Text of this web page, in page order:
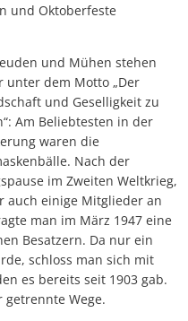
und Oktoberfeste
und Mühen stehen
unter dem Motto „Der
und Geselligkeit zu
Am Beliebtesten in der
waren die
Nach der
im Zweiten Weltkrieg,
auch einige Mitglieder an
man im März 1947 eine
Besatzern. Da nur ein
schloss man sich mit
es bereits seit 1903 gab.
getrennte Wege.